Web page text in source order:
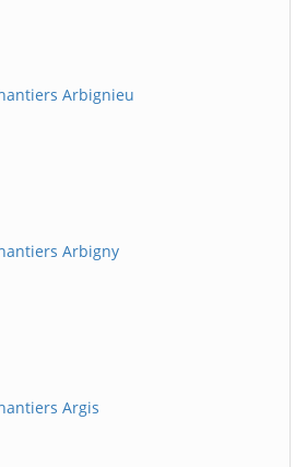
Arbignieu
Arbigny
Argis